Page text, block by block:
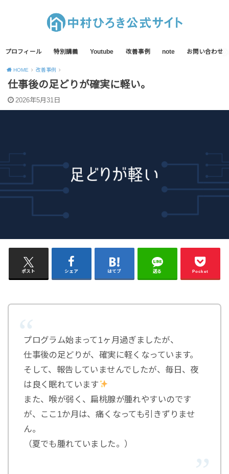
プロフィール 特別講義 Youtube 改善事例 note お問い合わせ
HOME 改善事例
仕事後の足どりが確実に軽い。
2026年5月31日
ポスト シェア はてブ 送る Pocket
プログラム始まって1ヶ月過ぎましたが、
仕事後の足どりが、確実に軽くなっています。
そして、報告していませんでしたが、毎日、夜
は良く眠れています
また、喉が弱く、扁桃腺が腫れやすいのです
が、ここ1か月は、痛くなっても引きずりませ
ん。
（夏でも腫れていました。）